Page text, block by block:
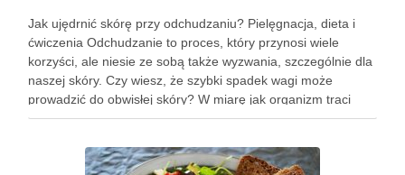
Jak ujędrnić skórę przy odchudzaniu? Pielęgnacja, dieta i
ćwiczenia Odchudzanie to proces, który przynosi wiele
korzyści, ale niesie ze sobą także wyzwania, szczególnie dla
naszej skóry. Czy wiesz, że szybki spadek wagi może
prowadzić do obwisłej skóry? W miarę jak organizm traci
nadmiar tkanki tłuszczowej, skóra często nie nadąża za …